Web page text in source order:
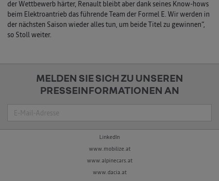
der Wettbewerb härter, Renault bleibt aber dank seines Know-hows
beim Elektroantrieb das führende Team der Formel E. Wir werden in
der nächsten Saison wieder alles tun, um beide Titel zu gewinnen“,
so Stoll weiter.
MELDEN SIE SICH ZU UNSEREN
PRESSEINFORMATIONEN AN
Suche
LinkedIn
www.mobilize.at
www.alpinecars.at
www.dacia.at